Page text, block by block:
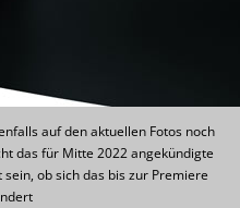
auf den aktuellen Fotos noch
das für Mitte 2022 angekündigte
ob sich das bis zur Premiere